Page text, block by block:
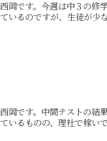
です。今週は中３の修
いるのですが、生徒が少
です。中間テストの結
いるものの、理社で稼い